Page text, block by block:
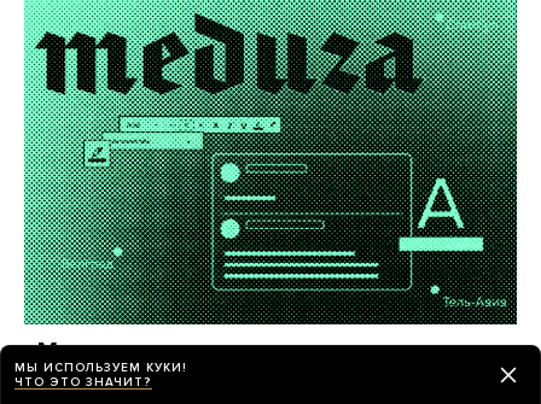
«Медуза» ищет внештатных авторов
в центрах российской эмиграции
МЫ ИСПОЛЬЗУЕМ КУКИ!
ЧТО ЭТО ЗНАЧИТ?